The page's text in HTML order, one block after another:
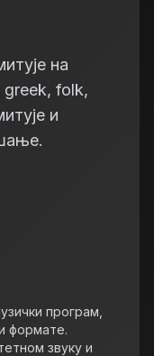
на
greek, folk,
и
програм,
формате.
звуку и